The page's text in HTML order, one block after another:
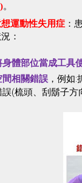
。
運動性失用症：
：
身體部位當成工具
間相關錯誤 ，例如:
誤(梳頭、刮鬍子方